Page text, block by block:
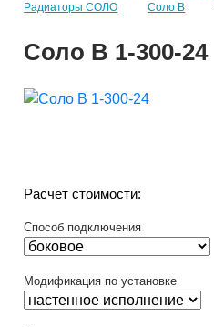
Радиаторы СОЛО
Соло В
Соло В 1-300-24
Расчет стоимости:
Способ подключения
Модификация по установке